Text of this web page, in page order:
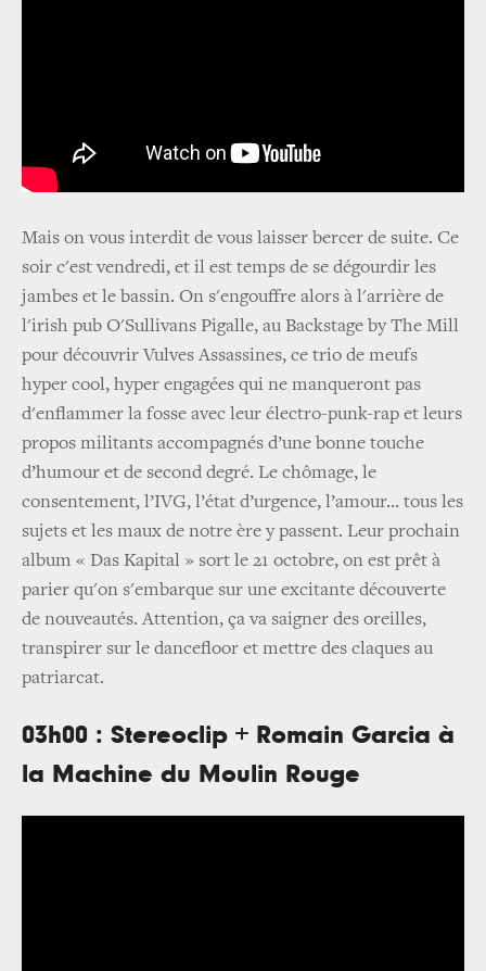
Mais on vous interdit de vous laisser bercer de suite. Ce
soir c'est vendredi, et il est temps de se dégourdir les
jambes et le bassin. On s'engouffre alors à l'arrière de
l'irish pub O'Sullivans Pigalle, au Backstage by The Mill
pour découvrir Vulves Assassines, ce trio de meufs
hyper cool, hyper engagées qui ne manqueront pas
d'enflammer la fosse avec leur électro-punk-rap et leurs
propos militants accompagnés d’une bonne touche
d’humour et de second degré. Le chômage, le
consentement, l’IVG, l’état d’urgence, l’amour… tous les
sujets et les maux de notre ère y passent. Leur prochain
album « Das Kapital » sort le 21 octobre, on est prêt à
parier qu'on s'embarque sur une excitante découverte
de nouveautés. Attention, ça va saigner des oreilles,
transpirer sur le dancefloor et mettre des claques au
patriarcat.
03h00 : Stereoclip + Romain Garcia à
la Machine du Moulin Rouge